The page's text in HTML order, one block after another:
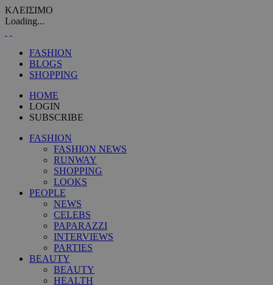
ΚΛΕΙΣΙΜΟ
Loading...
FASHION
BLOGS
SHOPPING
HOME
LOGIN
SUBSCRIBE
FASHION
FASHION NEWS
RUNWAY
SHOPPING
LOOKS
PEOPLE
NEWS
CELEBS
PAPARAZZI
INTERVIEWS
PARTIES
BEAUTY
BEAUTY
HEALTH